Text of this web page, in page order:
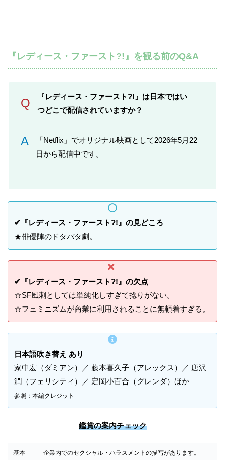
『レディース・ファースト?!』を観る前のQ&A
Q
『レディース・ファースト?!』は日本ではい
つどこで配信されていますか？
A
「Netflix」でオリジナル映画として2026年5月22
日から配信中です。
✔『レディース・ファースト?!』の見どころ
★俳優陣のドタバタ劇。
✔『レディース・ファースト?!』の欠点
☆SF風刺としては単純化しすぎて捻りがない。
☆フェミニズムが商業に利用されることに無頓着すぎる。
日本語吹き替え あり
家中宏（ダミアン）／ 藤本喜久子（アレックス）／ 唐沢
潤（フェリシティ）／ 定岡小百合（グレンダ）ほか
参照：本編クレジット
鑑賞の案内チェック
基本 企業内でのセクシャル・ハラスメントの描写があります。